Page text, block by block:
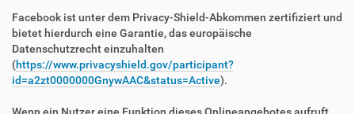
Facebook ist unter dem Privacy-Shield-Abkommen zertifiziert und
bietet hierdurch eine Garantie, das europäische
Datenschutzrecht einzuhalten
(https://www.privacyshield.gov/participant?
id=a2zt0000000GnywAAC&status=Active).